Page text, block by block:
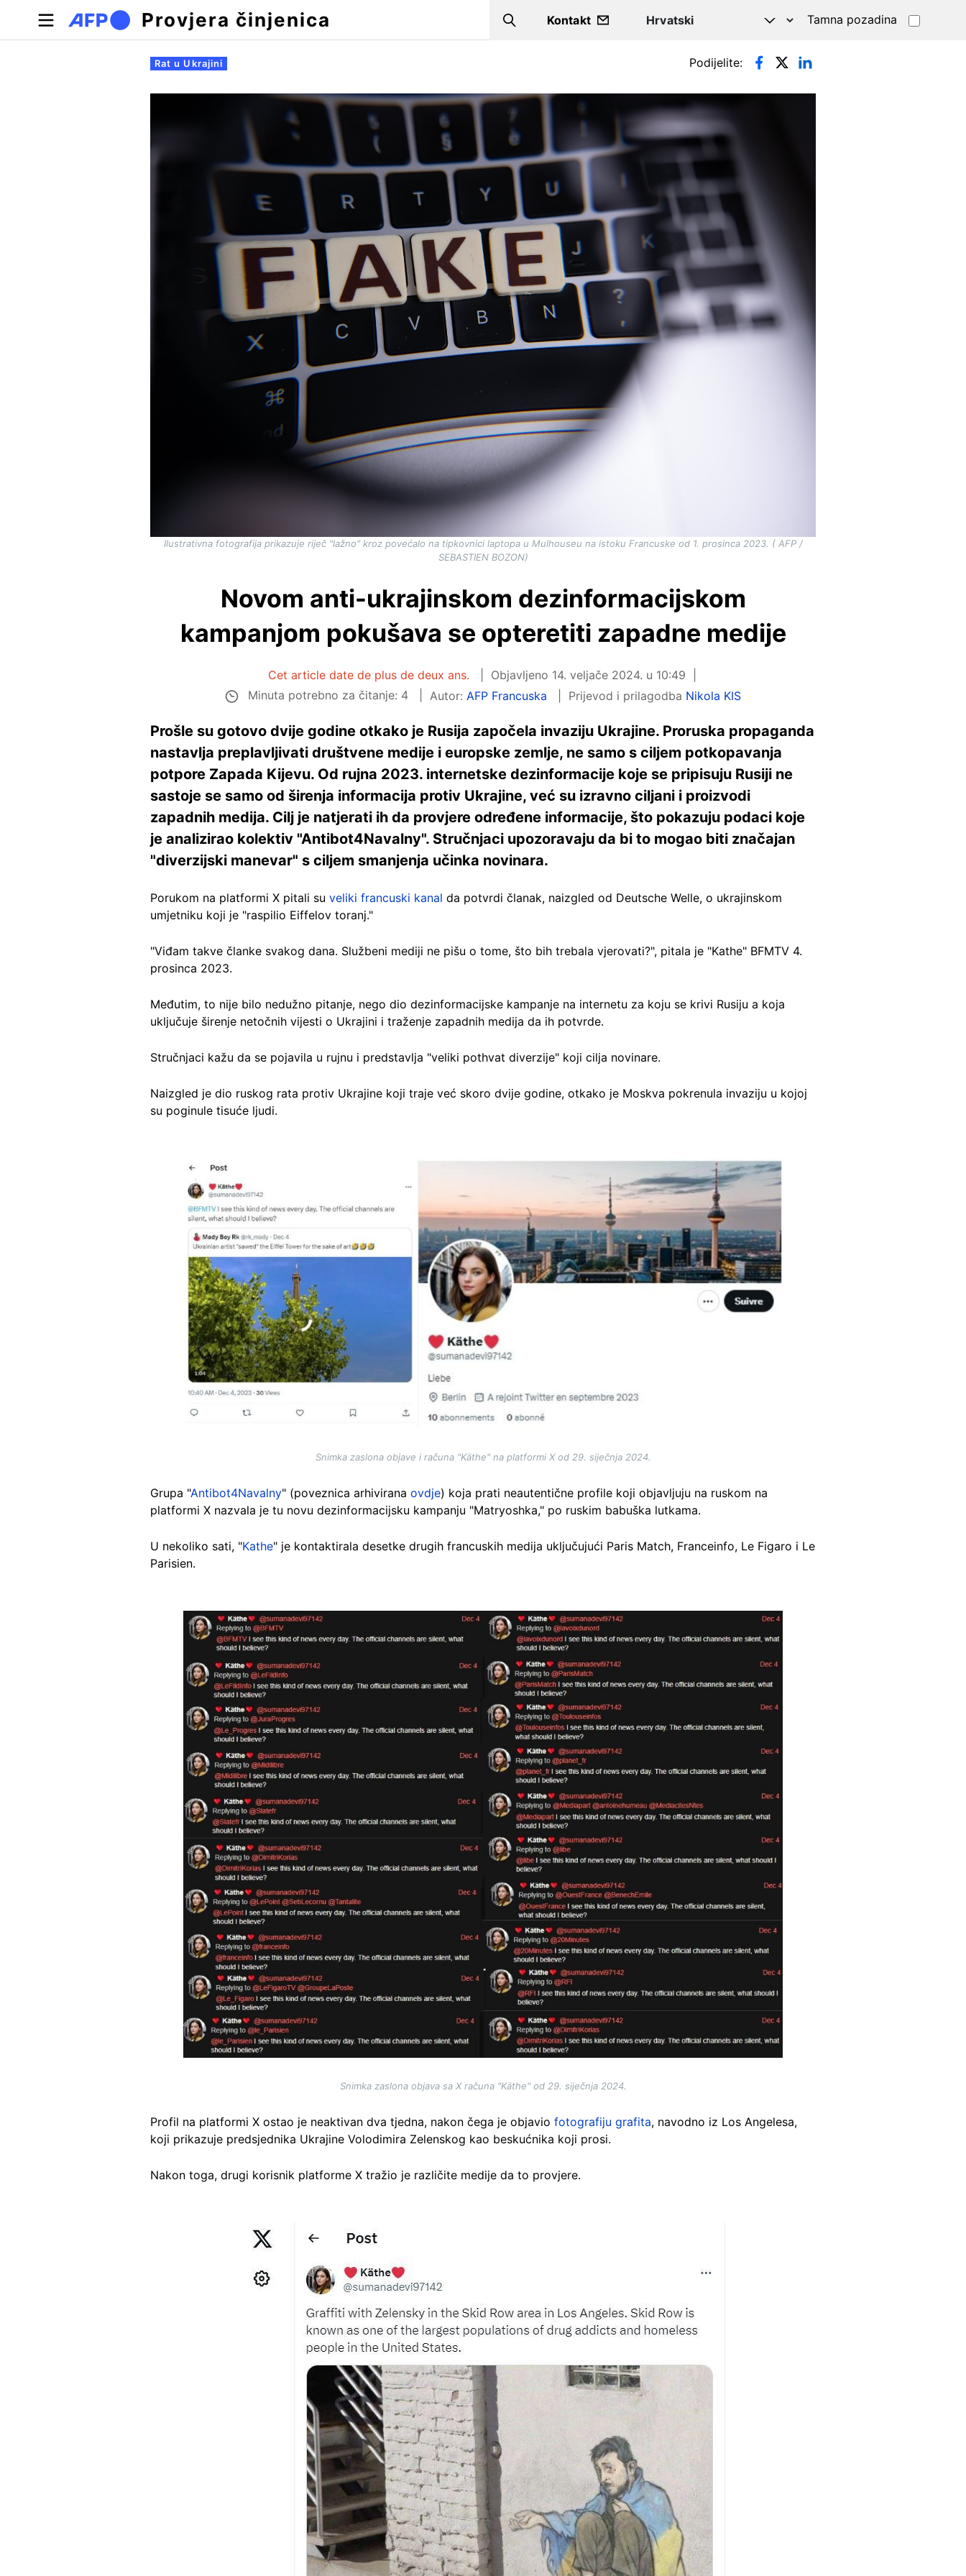
Skoči na glavni sadržaj
Provjera činjenica Search
Kontakt Tamna pozadina
Primarne oznake
Rat u Ukrajini Podijelite:
Ilustrativna fotografija prikazuje riječ "lažno" kroz povećalo na tipkovnici laptopa u Mulhouseu na istoku Francuske od 1. prosinca 2023. ( AFP /
SEBASTIEN BOZON)
Novom anti-ukrajinskom dezinformacijskom
kampanjom pokušava se opteretiti zapadne medije
Cet article date de plus de deux ans. Objavljeno 14. veljače 2024. u 10:49
Minuta potrebno za čitanje: 4
Autor: AFP Francuska Prijevod i prilagodba Nikola KIS
Prošle su gotovo dvije godine otkako je Rusija započela invaziju Ukrajine. Proruska propaganda
nastavlja preplavljivati društvene medije i europske zemlje, ne samo s ciljem potkopavanja
potpore Zapada Kijevu. Od rujna 2023. internetske dezinformacije koje se pripisuju Rusiji ne
sastoje se samo od širenja informacija protiv Ukrajine, već su izravno ciljani i proizvodi
zapadnih medija. Cilj je natjerati ih da provjere određene informacije, što pokazuju podaci koje
je analizirao kolektiv "Antibot4Navalny". Stručnjaci upozoravaju da bi to mogao biti značajan
"diverzijski manevar" s ciljem smanjenja učinka novinara.
Porukom na platformi X pitali su veliki francuski kanal da potvrdi članak, naizgled od Deutsche Welle, o ukrajinskom
umjetniku koji je "raspilio Eiffelov toranj."
"Viđam takve članke svakog dana. Službeni mediji ne pišu o tome, što bih trebala vjerovati?", pitala je "Kathe" BFMTV 4.
prosinca 2023.
Međutim, to nije bilo nedužno pitanje, nego dio dezinformacijske kampanje na internetu za koju se krivi Rusiju a koja
uključuje širenje netočnih vijesti o Ukrajini i traženje zapadnih medija da ih potvrde.
Stručnjaci kažu da se pojavila u rujnu i predstavlja "veliki pothvat diverzije" koji cilja novinare.
Naizgled je dio ruskog rata protiv Ukrajine koji traje već skoro dvije godine, otkako je Moskva pokrenula invaziju u kojoj
su poginule tisuće ljudi.
Snimka zaslona objave i računa "Käthe" na platformi X od 29. siječnja 2024.
Grupa "Antibot4Navalny" (poveznica arhivirana ovdje) koja prati neautentične profile koji objavljuju na ruskom na
platformi X nazvala je tu novu dezinformacijsku kampanju "Matryoshka," po ruskim babuška lutkama.
U nekoliko sati, "Kathe" je kontaktirala desetke drugih francuskih medija uključujući Paris Match, Franceinfo, Le Figaro i Le
Parisien.
Snimka zaslona objava sa X računa "Käthe" od 29. siječnja 2024.
Profil na platformi X ostao je neaktivan dva tjedna, nakon čega je objavio fotografiju grafita, navodno iz Los Angelesa,
koji prikazuje predsjednika Ukrajine Volodimira Zelenskog kao beskućnika koji prosi.
Nakon toga, drugi korisnik platforme X tražio je različite medije da to provjere.